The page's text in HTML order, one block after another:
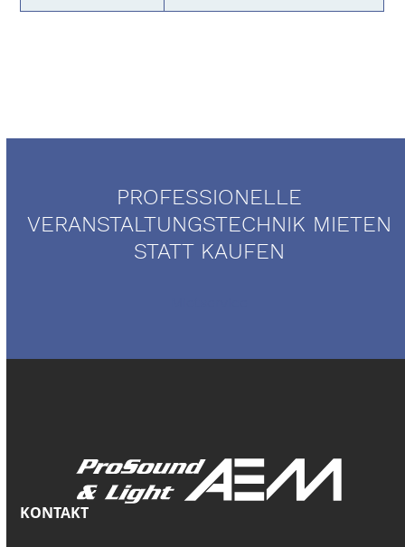
PROFESSIONELLE
VERANSTALTUNGSTECHNIK MIETEN
STATT KAUFEN
KONTAKT